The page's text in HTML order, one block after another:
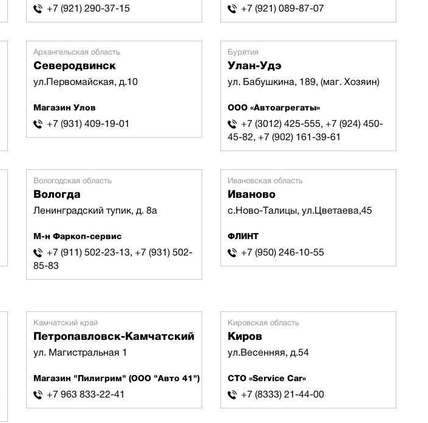
+7 (921) 290-37-15 +7 (921) 089-87-07
Архангельская область
Северодвинск
ул.Первомайская, д.10
Магазин Улов
+7 (931) 409-19-01
Бурятия
Улан-Удэ
ул. Бабушкина, 189, (маг. Хозяин)
ООО «Автоагрегаты»
+7 (3012) 425-555, +7 (924) 450-
45-82, +7 (902) 161-39-61
Вологодская область
Вологда
Ленинградский тупик, д. 8а
М-н Фаркоп-сервис
+7 (911) 502-23-13, +7 (931) 502-
85-83
Ивановская область
Иваново
с.Ново-Талицы, ул.Цветаева,45
ФЛИНТ
+7 (950) 246-10-55
Камчатский край
Петропавловск-Камчатский
ул. Магистральная 1
Магазин "Пилигрим" (ООО "Авто 41")
+7 963 833-22-41
Кировская область
Киров
ул.Весенняя, д.54
СТО «Service Car»
+7 (8333) 21-44-00